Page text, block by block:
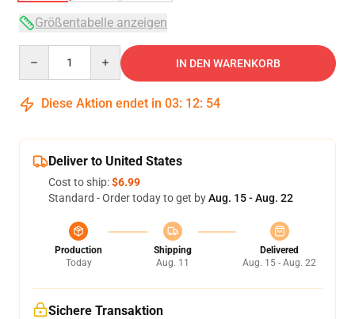
Größentabelle anzeigen
IN DEN WARENKORB
Diese Aktion endet in 03: 12: 54
Deliver to United States
Cost to ship:$6.99
Standard - Order today to get byAug. 15 - Aug. 22
Production
Today
Shipping
Aug. 11
Delivered
Aug. 15 - Aug. 22
Sichere Transaktion